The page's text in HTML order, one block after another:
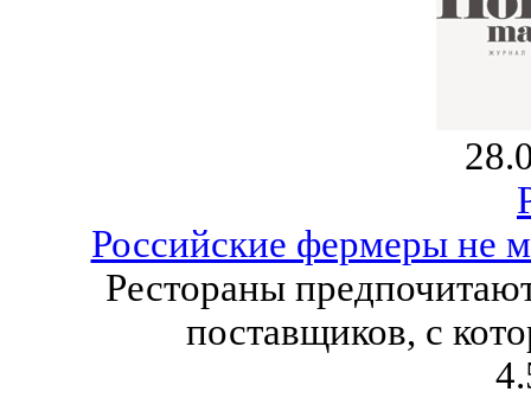
Российские фермеры не
Рестораны
поставщиков, с